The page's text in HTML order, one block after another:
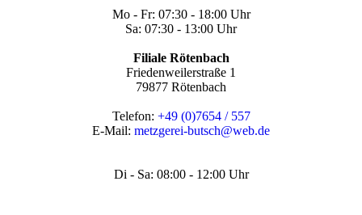
Mo - Fr: 07:30 - 18:00 Uhr
Sa: 07:30 - 13:00 Uhr
Filiale Rötenbach
Friedenweilerstraße 1
79877 Rötenbach
Telefon: +49 (0)7654 / 557
E-Mail: metzgerei-butsch@web.de
Di - Sa: 08:00 - 12:00 Uhr